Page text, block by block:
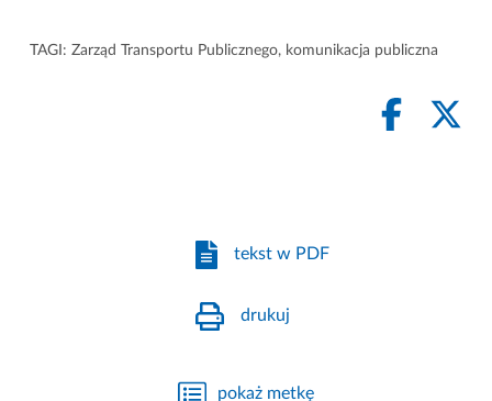
TAGI: Zarząd Transportu Publicznego, komunikacja publiczna
tekst w PDF
drukuj
pokaż metkę